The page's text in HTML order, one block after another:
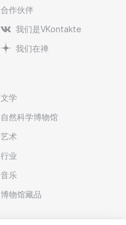
合作伙伴
我们是VKontakte
我们在禅
文学
自然科学博物馆
艺术
行业
音乐
博物馆藏品